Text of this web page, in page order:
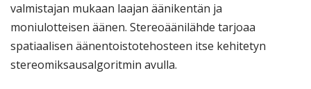
valmistajan mukaan laajan äänikentän ja
moniulotteisen äänen. Stereoäänilähde tarjoaa
spatiaalisen äänentoistotehosteen itse kehitetyn
stereomiksausalgoritmin avulla.